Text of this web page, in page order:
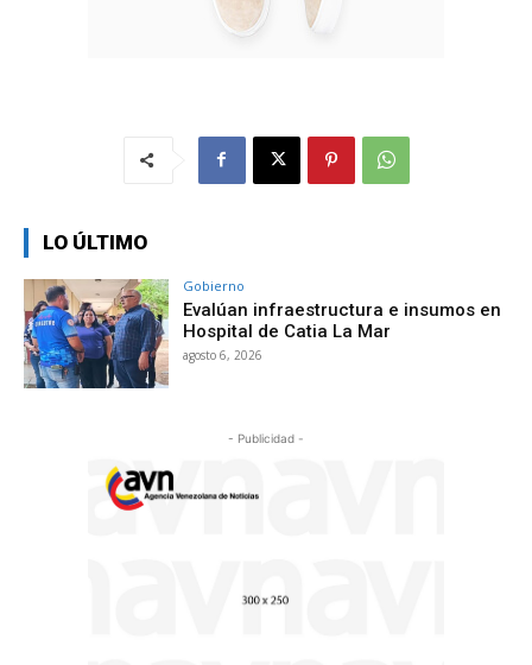
LO ÚLTIMO
Gobierno
Evalúan infraestructura e insumos en
Hospital de Catia La Mar
agosto 6, 2026
- Publicidad -